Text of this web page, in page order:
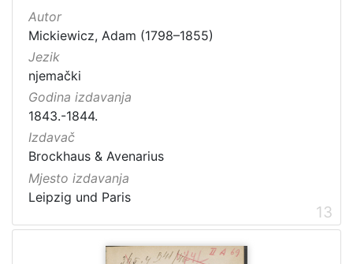
Autor
Mickiewicz, Adam (1798–1855)
Jezik
njemački
Godina izdavanja
1843.-1844.
Izdavač
Brockhaus & Avenarius
Mjesto izdavanja
Leipzig und Paris
13